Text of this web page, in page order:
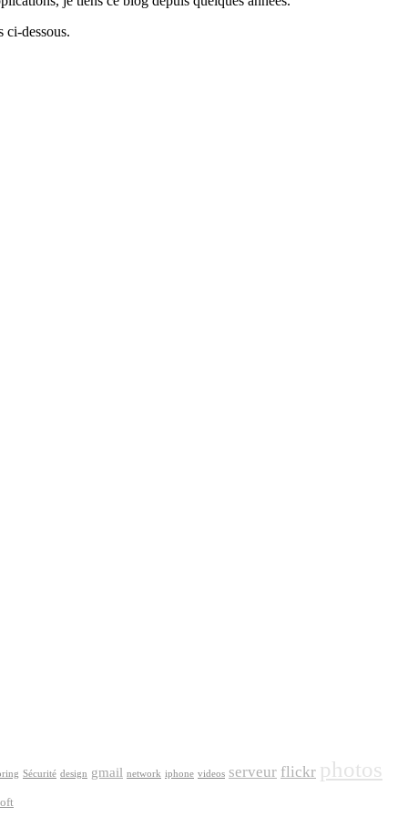
ci-dessous.
Sécurité design gmail network iphone videos serveur flickr photos